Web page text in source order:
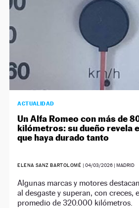
ACTUALIDAD
Un Alfa Romeo con más de
kilómetros: su dueño revela
que haya durado tanto
ELENA SANZ BARTOLOMÉ |04/03/2026 | MADRID
Algunas marcas y motores
al desgaste y superan, con creces,
promedio de 320.000 kilómetros.